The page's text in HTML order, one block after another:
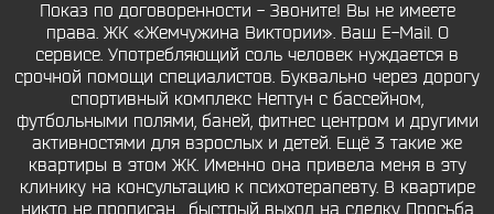
Показ по договоренности - Звоните! Вы не имеете
права. ЖК «Жемчужина Виктории». Ваш E-Mail. О
сервисе. Употребляющий соль человек нуждается в
срочной помощи специалистов. Буквально через дорогу
спортивный комплекс Нептун с бассейном,
футбольными полями, баней, фитнес центром и другими
активностями для взрослых и детей. Ещё 3 такие же
квартиры в этом ЖК. Именно она привела меня в эту
клинику на консультацию к психотерапевту. В квартире
никто не прописан , быстрый выход на сделку Просьба